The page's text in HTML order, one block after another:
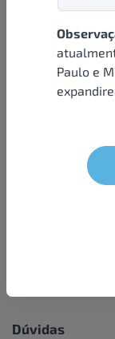
Paulo e
Institucional
Sobre nós
Condições e termos
Seja um parceiro
LGPD - Solicitação
Dúvidas